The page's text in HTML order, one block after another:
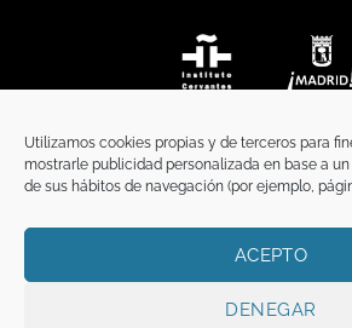
Utilizamos cookies propias y de terceros para
mostrarle publicidad personalizada en base a
de sus hábitos de navegación (por ejemplo,
ACEPTO
DENEGAR
TÉRMINOS Y